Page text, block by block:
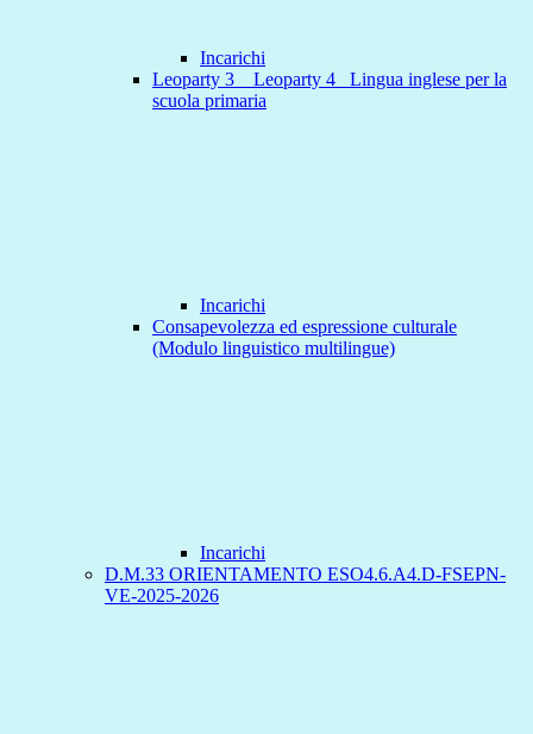
Incarichi
Leoparty 3 _ Leoparty 4_ Lingua inglese per la
scuola primaria
Incarichi
Consapevolezza ed espressione culturale
(Modulo linguistico multilingue)
Incarichi
D.M.33 ORIENTAMENTO ESO4.6.A4.D-FSEPN-
VE-2025-2026